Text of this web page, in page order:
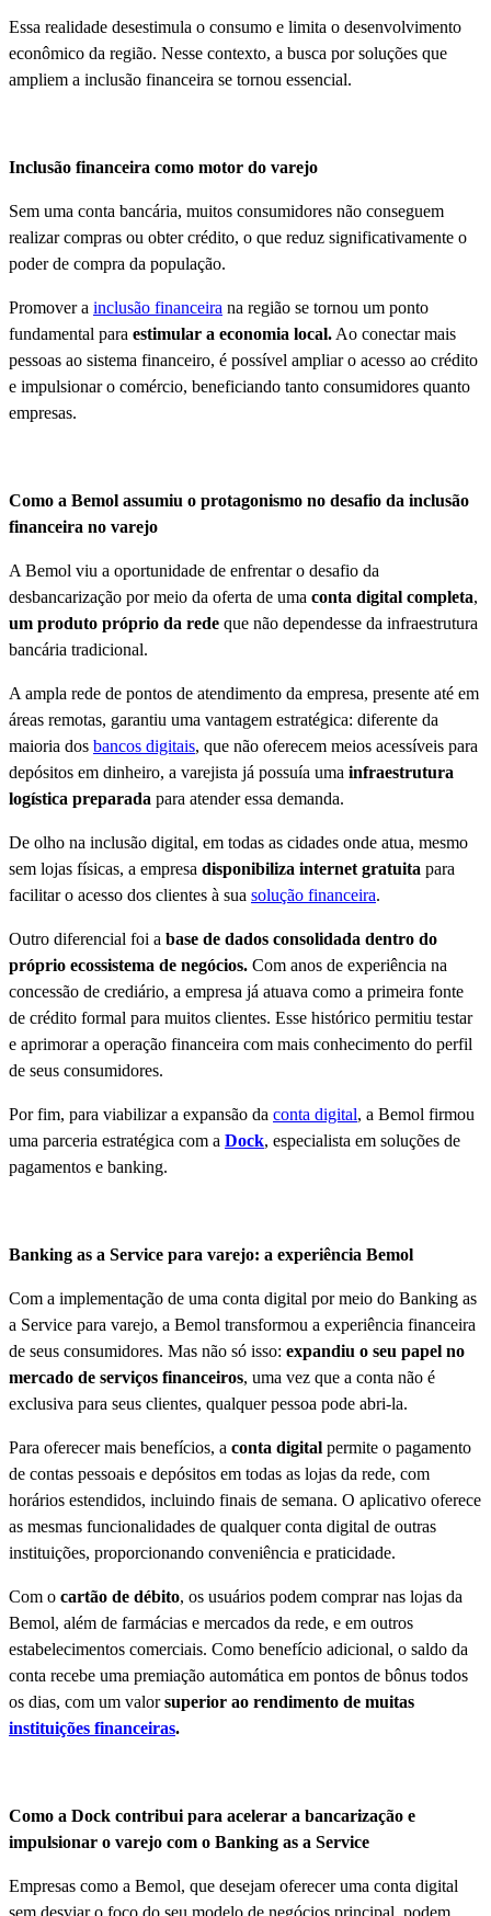
Essa realidade desestimula o consumo e limita o desenvolvimento
econômico da região. Nesse contexto, a busca por soluções que
ampliem a inclusão financeira se tornou essencial.
Inclusão financeira como motor do varejo
Sem uma conta bancária, muitos consumidores não conseguem
realizar compras ou obter crédito, o que reduz significativamente o
poder de compra da população.
Promover a inclusão financeira na região se tornou um ponto
fundamental para estimular a economia local. Ao conectar mais
pessoas ao sistema financeiro, é possível ampliar o acesso ao crédito
e impulsionar o comércio, beneficiando tanto consumidores quanto
empresas.
Como a Bemol assumiu o protagonismo no desafio da inclusão
financeira no varejo
A Bemol viu a oportunidade de enfrentar o desafio da
desbancarização por meio da oferta de uma conta digital completa,
um produto próprio da rede que não dependesse da infraestrutura
bancária tradicional.
A ampla rede de pontos de atendimento da empresa, presente até em
áreas remotas, garantiu uma vantagem estratégica: diferente da
maioria dos bancos digitais, que não oferecem meios acessíveis para
depósitos em dinheiro, a varejista já possuía uma infraestrutura
logística preparada para atender essa demanda.
De olho na inclusão digital, em todas as cidades onde atua, mesmo
sem lojas físicas, a empresa disponibiliza internet gratuita para
facilitar o acesso dos clientes à sua solução financeira.
Outro diferencial foi a base de dados consolidada dentro do
próprio ecossistema de negócios. Com anos de experiência na
concessão de crediário, a empresa já atuava como a primeira fonte
de crédito formal para muitos clientes. Esse histórico permitiu testar
e aprimorar a operação financeira com mais conhecimento do perfil
de seus consumidores.
Por fim, para viabilizar a expansão da conta digital, a Bemol firmou
uma parceria estratégica com a Dock, especialista em soluções de
pagamentos e banking.
Banking as a Service para varejo: a experiência Bemol
Com a implementação de uma conta digital por meio do Banking as
a Service para varejo, a Bemol transformou a experiência financeira
de seus consumidores. Mas não só isso: expandiu o seu papel no
mercado de serviços financeiros, uma vez que a conta não é
exclusiva para seus clientes, qualquer pessoa pode abri-la.
Para oferecer mais benefícios, a conta digital permite o pagamento
de contas pessoais e depósitos em todas as lojas da rede, com
horários estendidos, incluindo finais de semana. O aplicativo oferece
as mesmas funcionalidades de qualquer conta digital de outras
instituições, proporcionando conveniência e praticidade.
Com o cartão de débito, os usuários podem comprar nas lojas da
Bemol, além de farmácias e mercados da rede, e em outros
estabelecimentos comerciais. Como benefício adicional, o saldo da
conta recebe uma premiação automática em pontos de bônus todos
os dias, com um valorsuperior ao rendimento de muitas
instituições financeiras.
Como a Dock contribui para acelerar a bancarização e
impulsionar o varejo com o Banking as a Service
Empresas como a Bemol, que desejam oferecer uma conta digital